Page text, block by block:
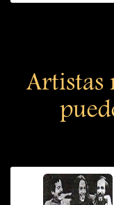
Artistas